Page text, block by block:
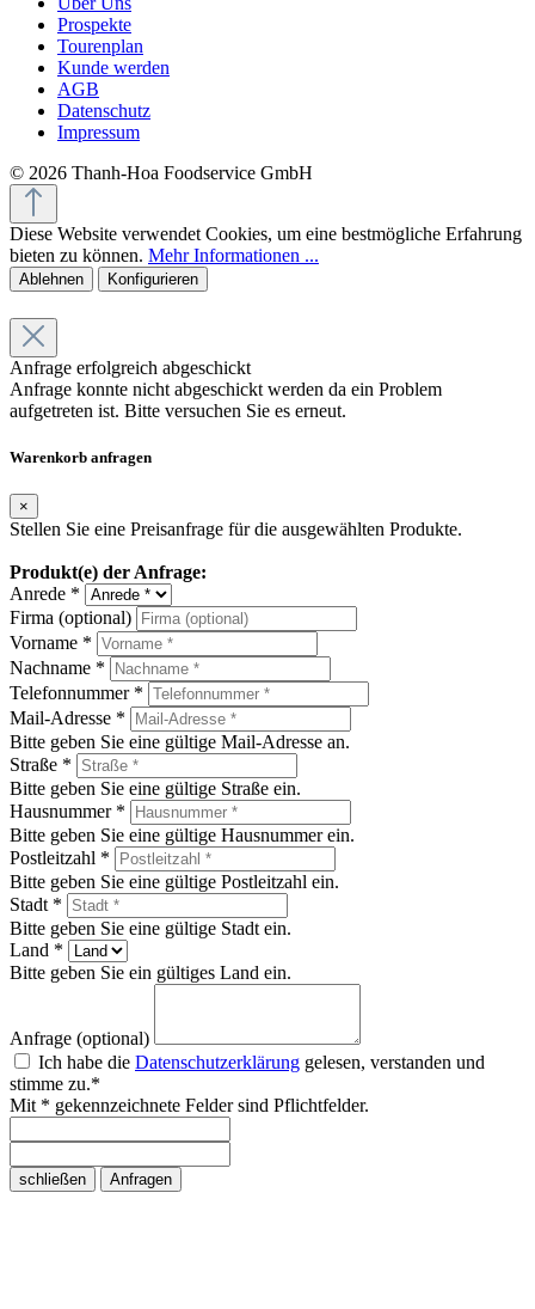
Prospekte
Tourenplan
Kunde werden
AGB
Datenschutz
Impressum
© 2026 Thanh-Hoa Foodservice GmbH
Diese Website verwendet Cookies, um eine bestmögliche Erfahrung
bieten zu können. Mehr Informationen ...
Ablehnen Konfigurieren
Anfrage erfolgreich abgeschickt
Anfrage konnte nicht abgeschickt werden da ein Problem
aufgetreten ist. Bitte versuchen Sie es erneut.
Warenkorb anfragen
×
Stellen Sie eine Preisanfrage für die ausgewählten Produkte.
Produkt(e) der Anfrage:
Anrede *
Firma (optional)
Vorname *
Nachname *
Telefonnummer *
Mail-Adresse *
Bitte geben Sie eine gültige Mail-Adresse an.
Straße *
Bitte geben Sie eine gültige Straße ein.
Hausnummer *
Bitte geben Sie eine gültige Hausnummer ein.
Postleitzahl *
Bitte geben Sie eine gültige Postleitzahl ein.
Stadt *
Bitte geben Sie eine gültige Stadt ein.
Land *
Bitte geben Sie ein gültiges Land ein.
Anfrage (optional)
Ich habe die Datenschutzerklärung gelesen, verstanden und
stimme zu.*
Mit * gekennzeichnete Felder sind Pflichtfelder.
schließen Anfragen